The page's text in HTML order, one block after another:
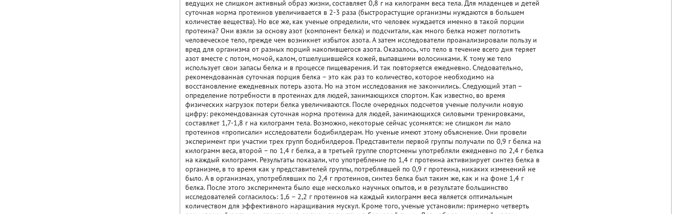
ведущих не слишком активный образ жизни, составляет 0,8 г на килограмм веса тела. Для младенцев и детей
суточная норма протеинов увеличивается в 2-3 раза (быстрорастущие организмы нуждаются в большем
количестве вещества). Но все же, как ученые определили, что человек нуждается именно в такой порции
протеина? Они взяли за основу азот (компонент белка) и подсчитали, как много белка может поглотить
человеческое тело, прежде чем возникнет избыток азота. А затем исследователи проанализировали пользу и
вред для организма от разных порций накопившегося азота. Оказалось, что тело в течение всего дня теряет
азот вместе с потом, мочой, калом, отшелушившейся кожей, выпавшими волосинками. К тому же тело
использует свои запасы белка и в процессе пищеварения. И так повторяется ежедневно. Следовательно,
рекомендованная суточная порция белка – это как раз то количество, которое необходимо на
восстановление ежедневных потерь азота. Но на этом исследования не закончились. Следующий этап –
определение потребности в протеинах для людей, занимающихся спортом. Как известно, во время
физических нагрузок потери белка увеличиваются. После очередных подсчетов ученые получили новую
цифру: рекомендованная суточная норма протеина для людей, занимающихся силовыми тренировками,
составляет 1,7-1,8 г на килограмм тела. Возможно, некоторые сейчас усомнятся: не слишком ли мало
протеинов «прописали» исследователи бодибилдерам. Но ученые имеют этому объяснение. Они провели
эксперимент при участии трех групп бодибилдеров. Представители первой группы получали по 0,9 г белка на
килограмм веса, второй – по 1,4 г белка, а в третьей группе спортсмены употребляли ежедневно по 2,4 г белка
на каждый килограмм. Результаты показали, что употребление по 1,4 г протеина активизирует синтез белка в
организме, в то время как у представителей группы, потреблявшей по 0,9 г протеина, никаких изменений не
было. А в организмах, употреблявших по 2,4 г протеинов, синтез белка был таким же, как и на фоне 1,4 г
белка. После этого эксперимента было еще несколько научных опытов, и в результате большинство
исследователей согласилось: 1,6 – 2,2 г протеинов на каждый килограмм веса является оптимальным
количеством для эффективного наращивания мускул. Кроме того, ученые установили: примерно четверть